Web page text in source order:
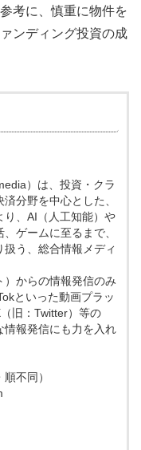
考に、慎重に物件を
ンディング投資の成
）は、投資・クラ
分野を中心とした、
り、AI（人工知能）や
ゲームに至るまで、
う、総合情報メディ
からの情報発信のみ
といった動画プラッ
旧：Twitter）等の
情報発信にも力を入れ
不同）